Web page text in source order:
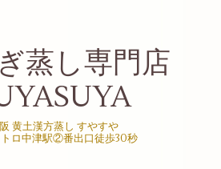
蒸し専門店
黄土漢方蒸し すやすや
ロ中津駅②番出口徒歩30秒